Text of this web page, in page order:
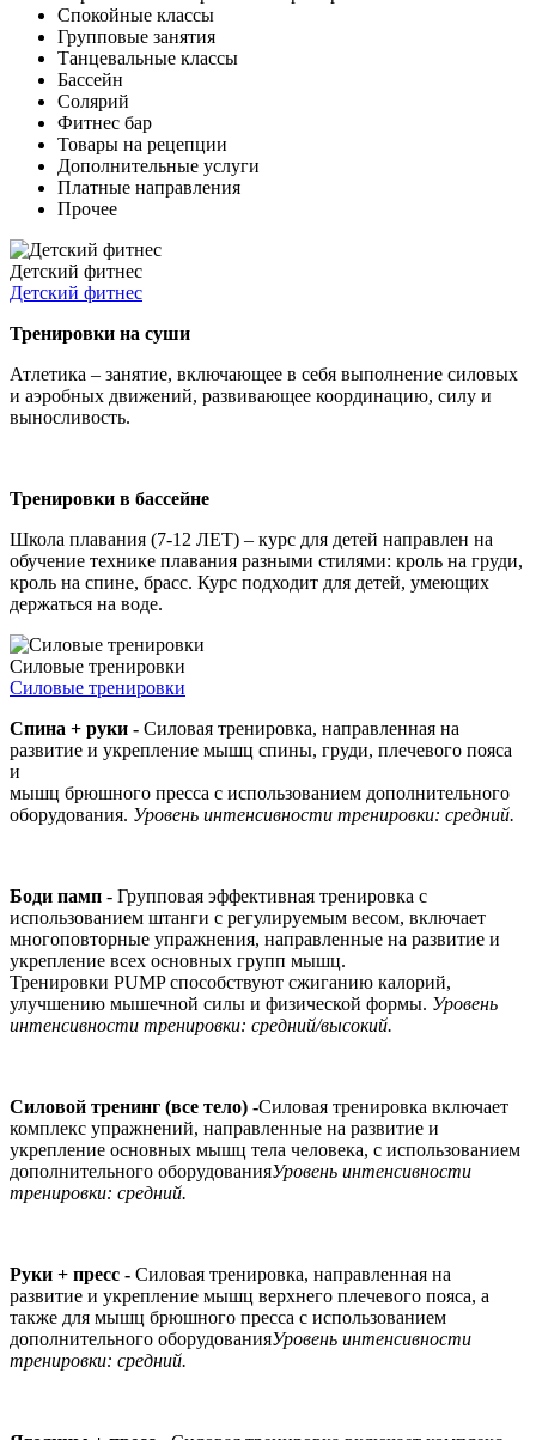
Спокойные классы
Групповые занятия
Танцевальные классы
Бассейн
Солярий
Фитнес бар
Товары на рецепции
Дополнительные услуги
Платные направления
Прочее
Детский фитнес
Детский фитнес
Тренировки на суши
Атлетика – занятие, включающее в себя выполнение силовых
и аэробных движений, развивающее координацию, силу и
выносливость.
Тренировки в бассейне
Школа плавания (7-12 ЛЕТ) – курс для детей направлен на
обучение технике плавания разными стилями: кроль на груди,
кроль на спине, брасс. Курс подходит для детей, умеющих
держаться на воде.
Силовые тренировки
Силовые тренировки
Спина + руки - Силовая тренировка, направленная на
развитие и укрепление мышц спины, груди, плечевого пояса
и
мышц брюшного пресса с использованием дополнительного
оборудования. Уровень интенсивности тренировки: средний.
Боди памп - Групповая эффективная тренировка с
использованием штанги с регулируемым весом, включает
многоповторные упражнения, направленные на развитие и
укрепление всех основных групп мышц.
Тренировки PUMP способствуют сжиганию калорий,
улучшению мышечной силы и физической формы. Уровень
интенсивности тренировки: средний/высокий.
Силовой тренинг (все тело) -Силовая тренировка включает
комплекс упражнений, направленные на развитие и
укрепление основных мышц тела человека, с использованием
дополнительного оборудованияУровень интенсивности
тренировки: средний.
Руки + пресс - Силовая тренировка, направленная на
развитие и укрепление мышц верхнего плечевого пояса, а
также для мышц брюшного пресса с использованием
дополнительного оборудованияУровень интенсивности
тренировки: средний.